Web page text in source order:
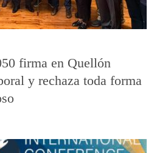
firma en Quellón
y rechaza toda forma